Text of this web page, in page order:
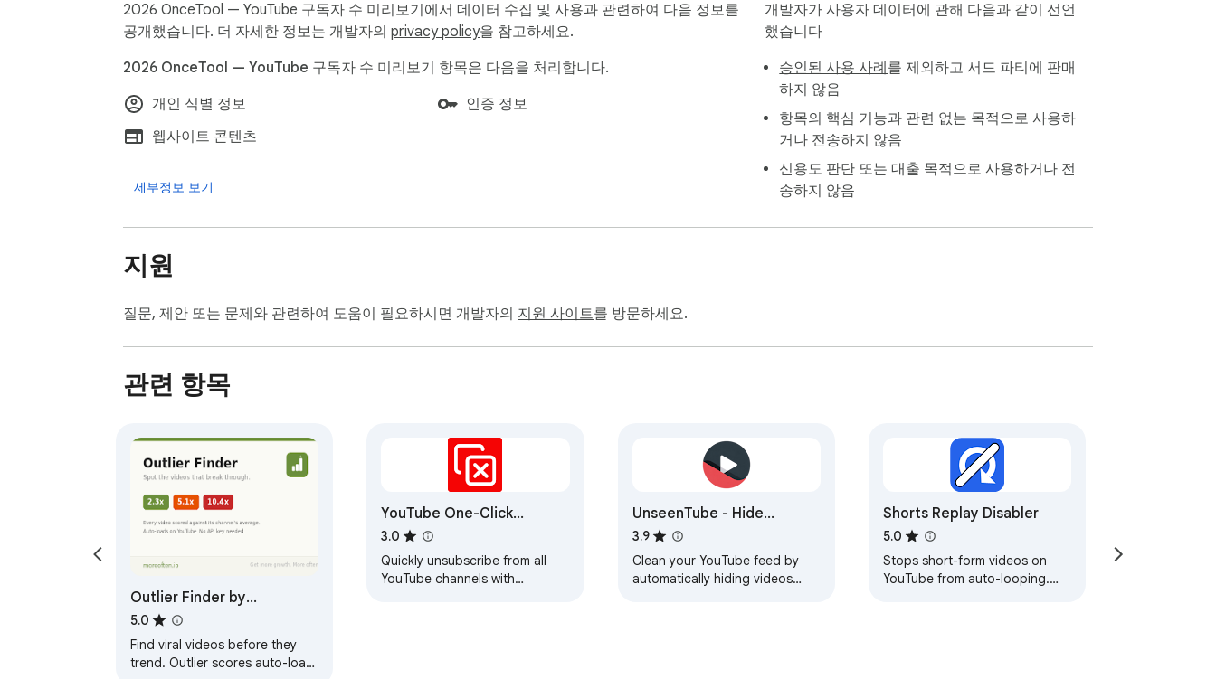
사용자의 hover 행동 데이터를 판매하지 않습니다
각 hover에서는 영상 ID만 백엔드로 전송되며, 해당 채널의 구독자 수가 반환됩니다.
OnceAccount 로그인 상태는 chrome.storage.local에만 저장되며 다른 웹사이트로 전달되지 않습니다.
하나의 계정으로 OnceHit 패밀리 제품을 공통으로 사용할 수 있습니다: OnceEvent / OnceClip / OnceKeeper / OncePing / OnceTool.
각 도구는 하나의 일을 제대로 하는 데 집중하는 독립 Chrome 확장 프로그램이며, 공식 API를 사용하고 플랫폼 규칙을 존중합니다.
패밀리의 다른 제품:
OnceEvent — 오프라인 매장 구매 추첨 플랫폼 https://oncehit.net
OncePing — 웹사이트 모니터링 https://ping.oncehit.net
OnceTool — 소형 도구 https://tool.oncehit.net
지원
고객 지원: oncehit.service@gmail.com
서비스 상태: tool.oncehit.net
2026 OnceTool — YouTube 구독자 수 미리보기에서 데이터 수집 및 사용과 관련하여 다음 정보를
공개했습니다. 더 자세한 정보는 개발자의 privacy policy을 참고하세요.
2026 OnceTool — YouTube 구독자 수 미리보기 항목은 다음을 처리합니다.
개인 식별 정보
인증 정보
웹사이트 콘텐츠
세부정보 보기
개발자가 사용자 데이터에 관해 다음과 같이 선언
했습니다
승인된 사용 사례 를 제외하고 서드 파티에 판매
하지 않음
항목의 핵심 기능과 관련 없는 목적으로 사용하
거나 전송하지 않음
신용도 판단 또는 대출 목적으로 사용하거나 전
송하지 않음
지원
질문, 제안 또는 문제와 관련하여 도움이 필요하시면 개발자의 지원 사이트를 방문하세요.
관련 항목
Outlier Finder by
moreoften.io
5.0
Find viral videos before they
trend. Outlier scores auto-load
YouTube One-Click
Unsubscribe
3.0
Quickly unsubscribe from all
YouTube channels with
UnseenTube - Hide
Watched Videos
3.9
Clean your YouTube feed by
automatically hiding videos
Shorts Replay Disabler
5.0
Stops short-form videos on
YouTube from auto-looping.